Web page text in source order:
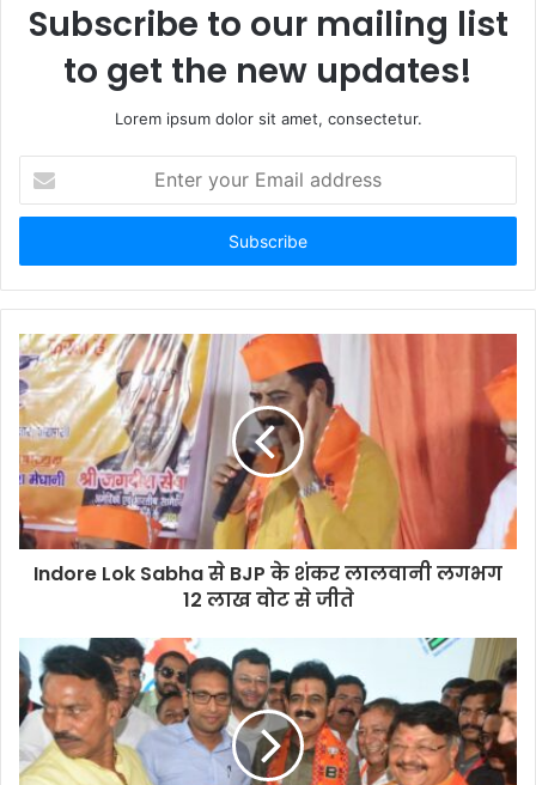
Subscribe to our mailing list
to get the new updates!
Lorem ipsum dolor sit amet, consectetur.
your
Email
Indore Lok Sabha से BJP के शंकर लालवानी लगभग
12 लाख वोट से जीते